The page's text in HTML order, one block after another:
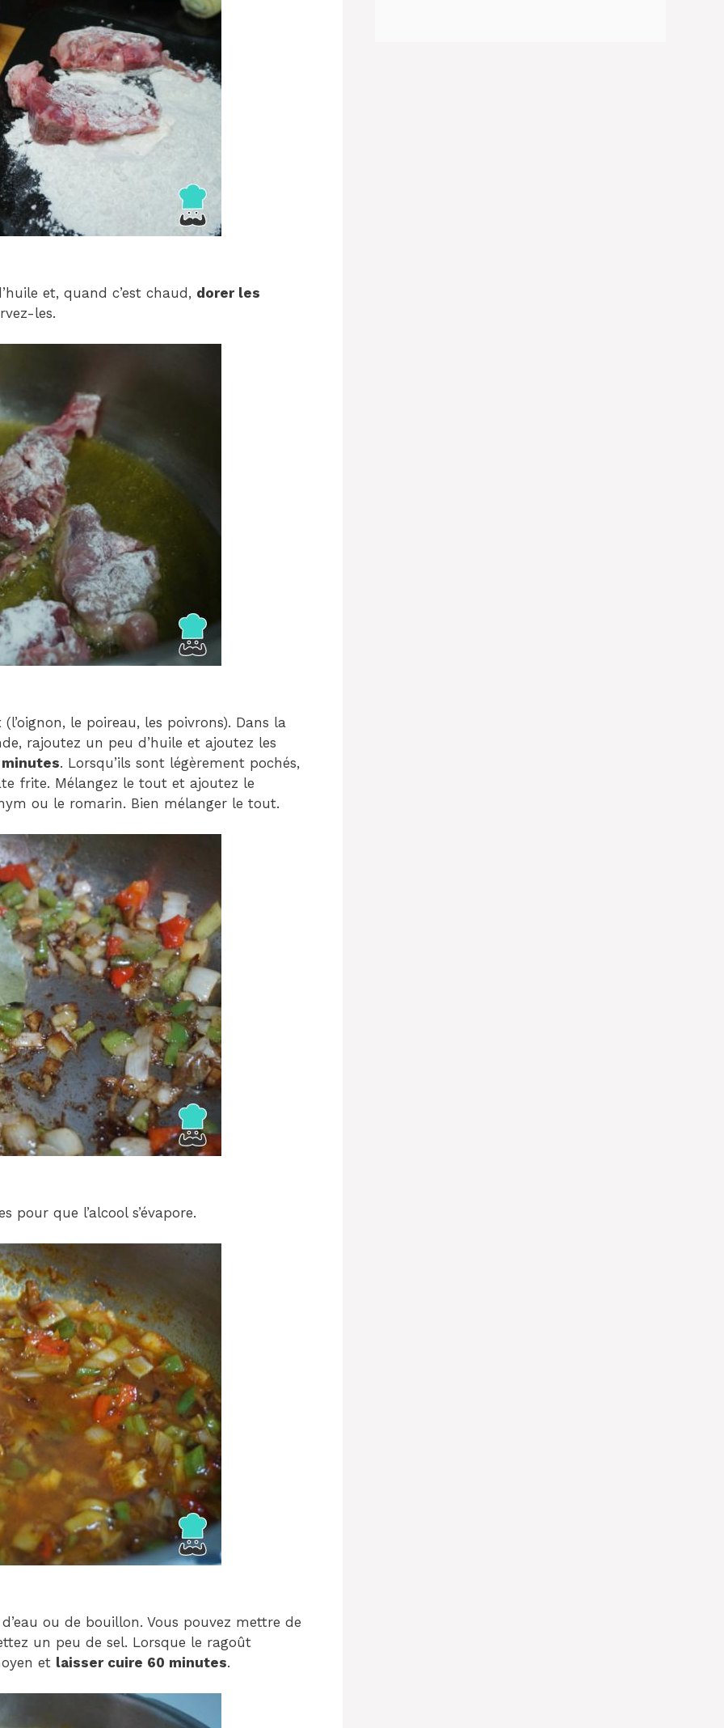
et, quand c’est chaud, dorer les
les.
le poireau, les poivrons). Dans la
rajoutez un peu d’huile et ajoutez les
. Lorsqu’ils sont légèrement pochés,
frite. Mélangez le tout et ajoutez le
ou le romarin. Bien mélanger le tout.
pour que l’alcool s’évapore.
ou de bouillon. Vous pouvez mettre de
un peu de sel. Lorsque le ragoût
et laisser cuire 60 minutes.